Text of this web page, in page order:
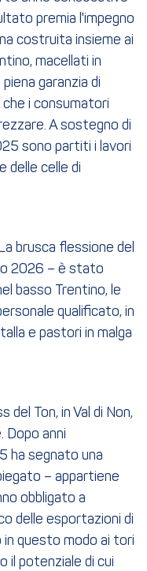
premia l'impegno
costruita insieme ai
macellati in
garanzia di
che i consumatori
A sostegno di
sono partiti i lavori
delle celle di
brusca flessione del
2026 – è stato
basso Trentino, le
qualificato, in
e pastori in malga
del Ton, in Val di Non,
anni
ha segnato una
– appartiene
obbligato a
delle esportazioni di
in questo modo ai tori
il potenziale di cui